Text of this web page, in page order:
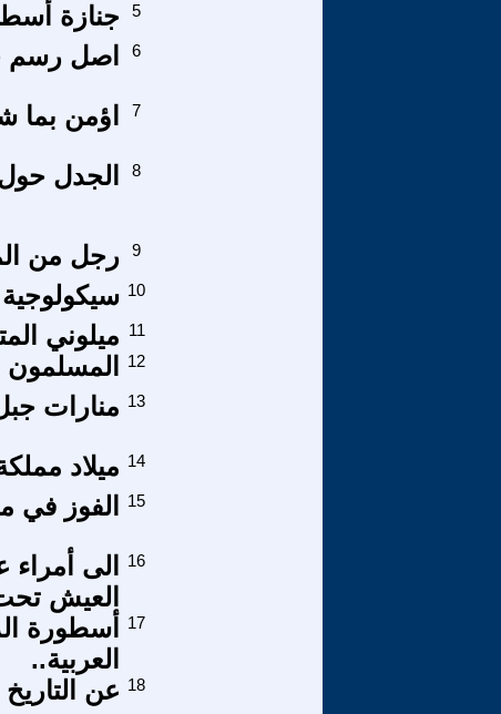
جنازة 5
اصل رسم 6
اؤمن 7
الجدل 8
رجل من 9
سيكولوجية 10
ميلوني 11
المسلمون 12
منارات 13
ميلاد 14
الفوز في 15
الى أمراء
العيش
16
أسطورة
العربية..
17
عن 18